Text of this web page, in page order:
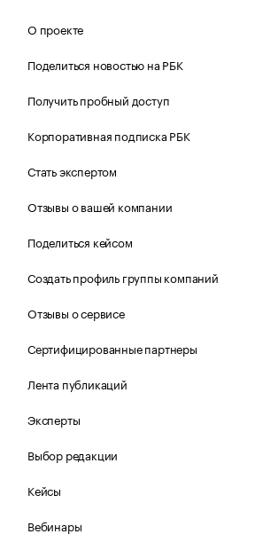
О проекте
Поделиться новостью на РБК
Получить пробный доступ
Корпоративная подписка РБК
Стать экспертом
Отзывы о вашей компании
Поделиться кейсом
Создать профиль группы компаний
Отзывы о сервисе
Сертифицированные партнеры
Лента публикаций
Эксперты
Выбор редакции
Кейсы
Вебинары